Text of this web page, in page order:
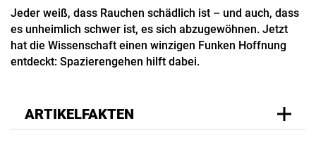
Jeder weiß, dass Rauchen schädlich ist – und auch, dass
es unheimlich schwer ist, es sich abzugewöhnen. Jetzt
hat die Wissenschaft einen winzigen Funken Hoffnung
entdeckt: Spazierengehen hilft dabei.
ARTIKELFAKTEN